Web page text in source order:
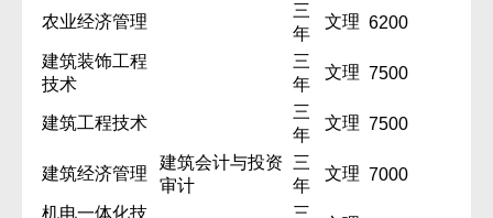
农业经济管理
三
年
文理 6200
建筑装饰工程
技术
三
年
文理 7500
建筑工程技术
三
年
文理 7500
建筑经济管理
建筑会计与投资
审计
三
年
文理 7000
机电一体化技 三